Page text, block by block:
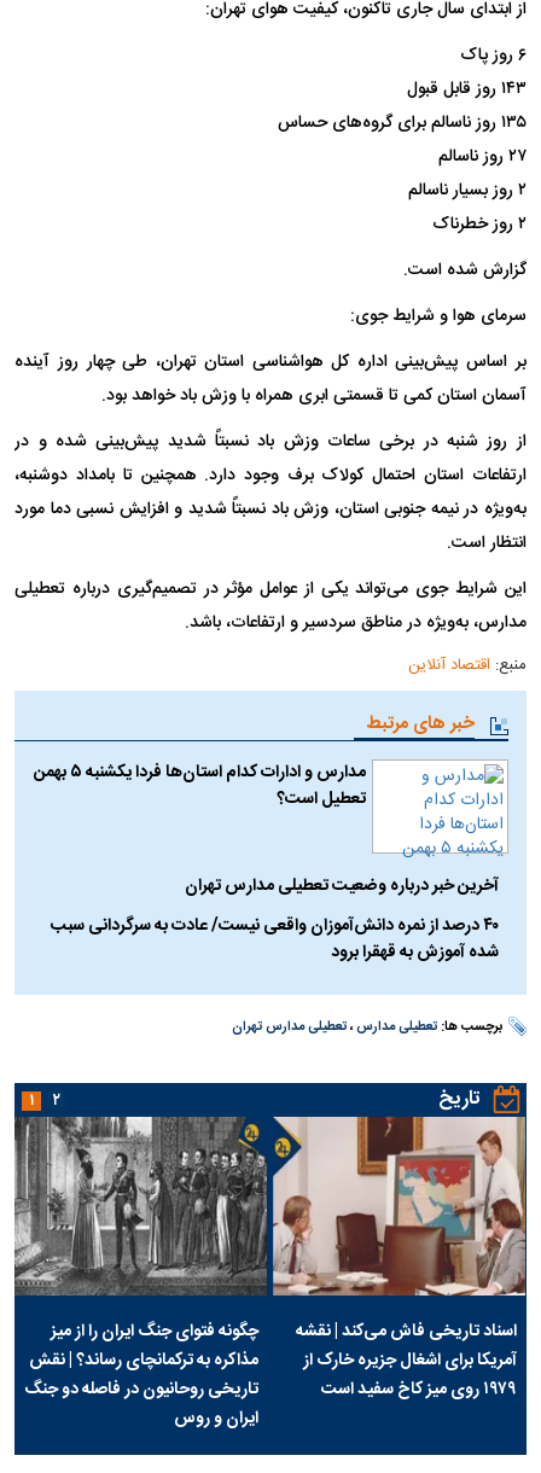
از ابتدای سال جاری تاکنون، کیفیت هوای تهران:
۶ روز پاک
۱۴۳ روز قابل قبول
۱۳۵ روز ناسالم برای گروه‌های حساس
۲۷ روز ناسالم
۲ روز بسیار ناسالم
۲ روز خطرناک
گزارش شده است.
سرمای هوا و شرایط جوی:
بر اساس پیش‌بینی اداره کل هواشناسی استان تهران، طی چهار روز آینده
آسمان استان کمی تا قسمتی ابری همراه با وزش باد خواهد بود.
از روز شنبه در برخی ساعات وزش باد نسبتاً شدید پیش‌بینی شده و در
ارتفاعات استان احتمال کولاک برف وجود دارد. همچنین تا بامداد دوشنبه،
به‌ویژه در نیمه جنوبی استان، وزش باد نسبتاً شدید و افزایش نسبی دما مورد
انتظار است.
این شرایط جوی می‌تواند یکی از عوامل مؤثر در تصمیم‌گیری درباره تعطیلی
مدارس، به‌ویژه در مناطق سردسیر و ارتفاعات، باشد.
منبع: اقتصاد آنلاین
خبر های مرتبط
مدارس و ادارات کدام استان‌ها فردا یکشنبه ۵ بهمن
تعطیل است؟
آخرین خبر درباره وضعیت تعطیلی مدارس تهران
۴۰ درصد از نمره دانش‌آموزان واقعی نیست/ عادت به سرگردانی سبب
شده آموزش به قهقرا برود
برچسب ها:تعطیلی مدارس،تعطیلی مدارس تهران
تاریخ
اسناد تاریخی فاش می‌کند | نقشه
آمریکا برای اشغال جزیره خارک از
۱۹۷۹ روی میز کاخ سفید است
چگونه فتوای جنگ ایران را از میز
مذاکره به ترکمانچای رساند؟ | نقش
تاریخی روحانیون در فاصله دو جنگ
ایران و روس
۱ ۲